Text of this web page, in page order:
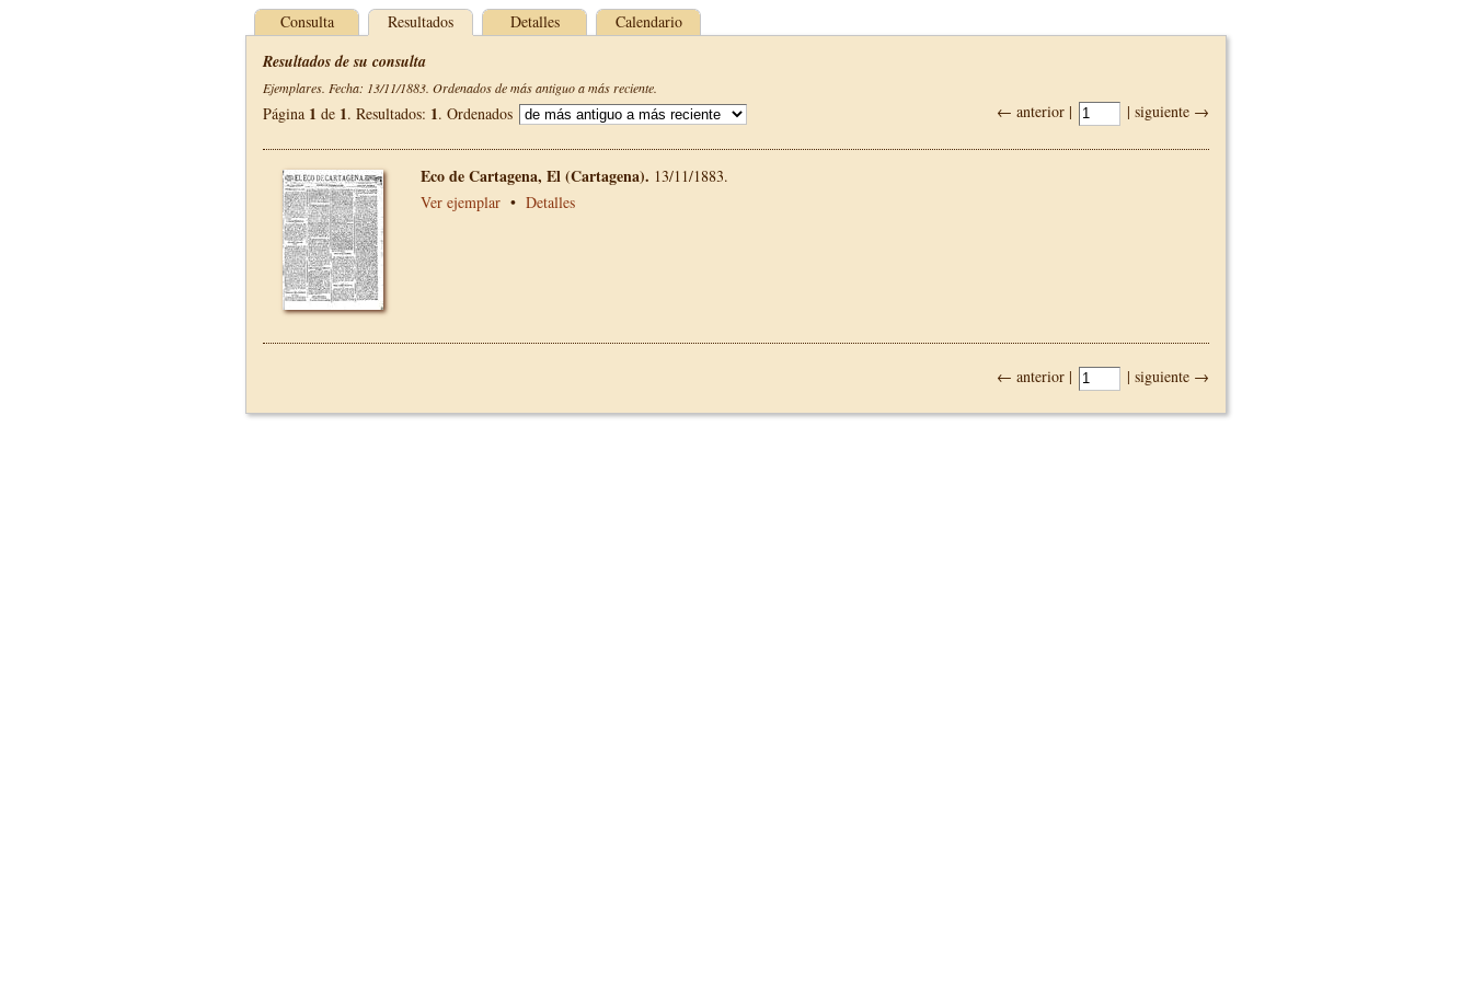
Consulta Resultados Detalles Calendario
Resultados de su consulta
Ejemplares. Fecha: 13/11/1883. Ordenados de más antiguo a más reciente.
← anterior | | siguiente →
Página 1 de 1. Resultados: 1. Ordenados
Eco de Cartagena, El (Cartagena). 13/11/1883.
Ver ejemplar • Detalles
← anterior | | siguiente →